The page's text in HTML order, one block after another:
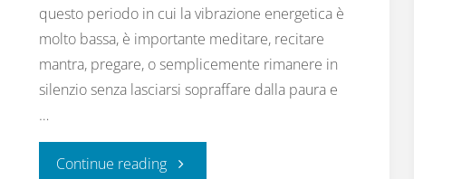
questo periodo in cui la vibrazione energetica è
molto bassa, è importante meditare, recitare
mantra, pregare, o semplicemente rimanere in
silenzio senza lasciarsi sopraffare dalla paura e
…
Continue reading"In